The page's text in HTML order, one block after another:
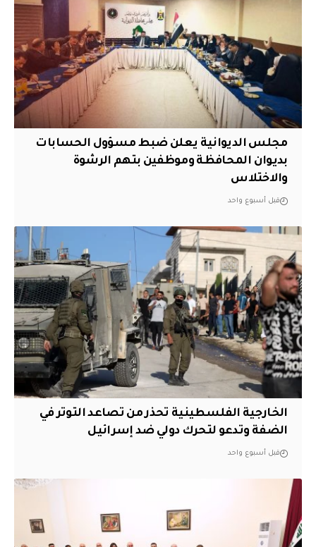
مجلس الديوانية يعلن ضبط مسؤول الحسابات
بديوان المحافظة وموظفين بتهم الرشوة
والاختلاس
قبل أسبوع واحد
الخارجية الفلسطينية تحذر من تصاعد التوتر في
الضفة وتدعو لتحرك دولي ضد إسرائيل
قبل أسبوع واحد